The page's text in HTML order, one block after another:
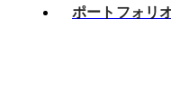
ポートフォリ